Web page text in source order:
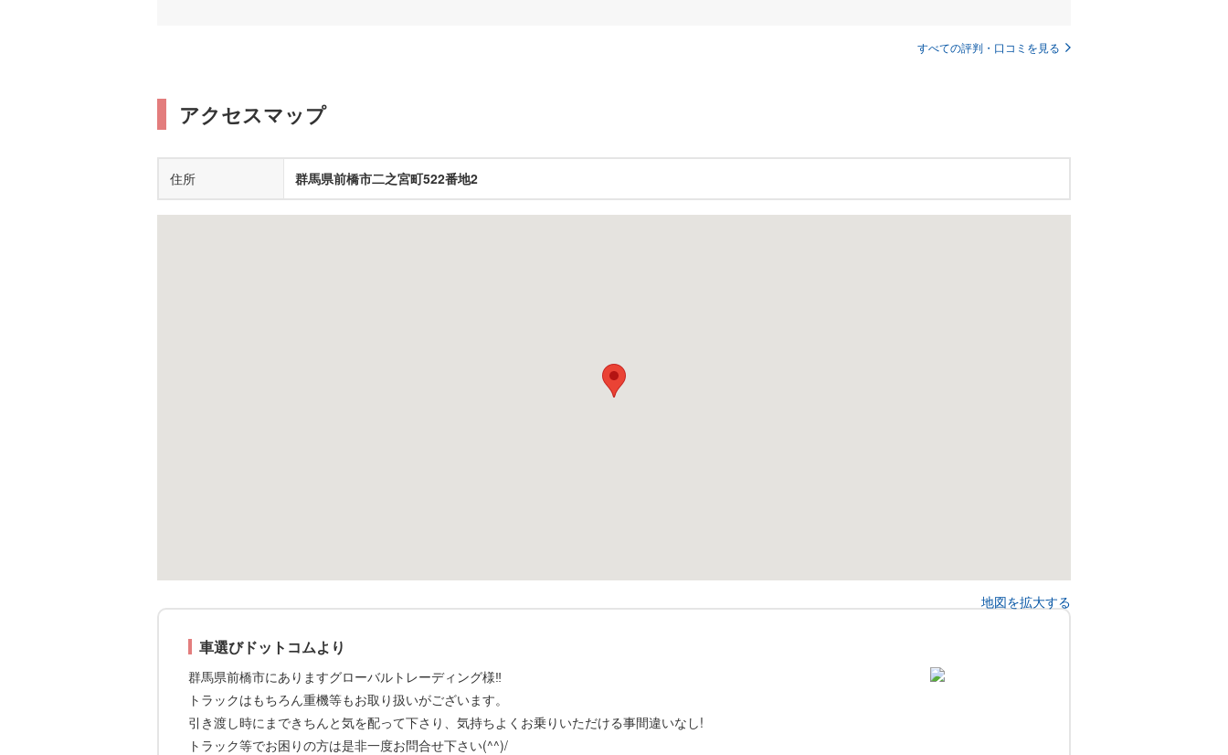
すべての評判・口コミを見る
アクセスマップ
住所 群馬県前橋市二之宮町522番地2
地図を拡大する
車選びドットコムより
群馬県前橋市にありますグローバルトレーディング様‼
トラックはもちろん重機等もお取り扱いがございます。
引き渡し時にまできちんと気を配って下さり、気持ちよくお乗りいただける事間違いなし!
トラック等でお困りの方は是非一度お問合せ下さい(^^)/